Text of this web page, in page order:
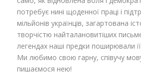
потребує нині щоденної праці і
мільйонів українців, загартована
творчістю найталановитіших
легендах наші предки поширювали
Ми любимо свою гарну, співучу
пишаємося нею!